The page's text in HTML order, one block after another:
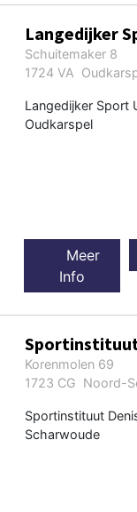
Langedijker
Schuitemaker 8
1724 VA
Langedijker Sport
Oudkarspel
Meer
Info
Korenmolen 69
1723 CG Noord-
Sportinstituut
Scharwoude